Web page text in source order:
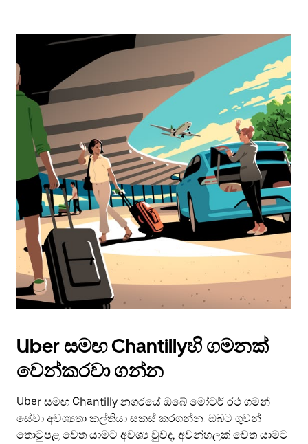
Uber සමඟ Chantillyහි ගමනක්
වෙන්කරවා ගන්න
Uber සමඟ Chantilly නගරයේ ඔබේ මෝටර් රථ ගමන්
සේවා අවශ්‍යතා කල්තියා සකස් කරගන්න. ඔබට ගුවන්
තොටුපළ වෙත යාමට අවශ්‍ය වුවද, අවන්හලක් වෙත යාමට